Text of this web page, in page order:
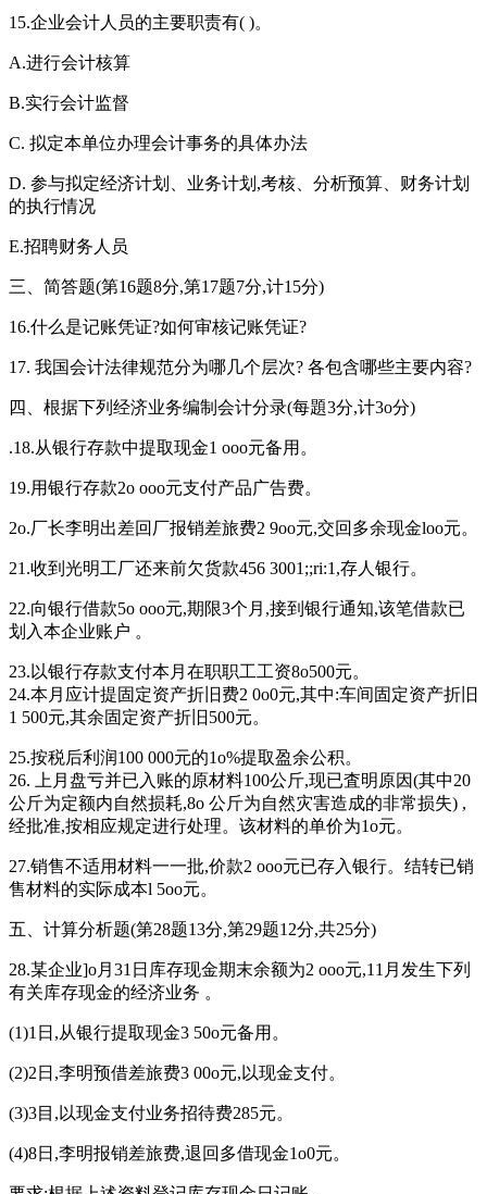
15.企业会计人员的主要职责有( )。
A.进行会计核算
B.实行会计监督
C. 拟定本单位办理会计事务的具体办法
D. 参与拟定经济计划、业务计划,考核、分析预算、财务计划
的执行情况
E.招聘财务人员
三、简答题(第16题8分,第17题7分,计15分)
16.什么是记账凭证?如何审核记账凭证?
17. 我国会计法律规范分为哪几个层次? 各包含哪些主要内容?
四、根据下列经济业务编制会计分录(每題3分,计3o分)
.18.从银行存款中提取现金1 ooo元备用。
19.用银行存款2o ooo元支付产品广告费。
2o.厂长李明出差回厂报销差旅费2 9oo元,交回多余现金loo元。
21.收到光明工厂还来前欠货款456 3001;;ri:1,存人银行。
22.向银行借款5o ooo元,期限3个月,接到银行通知,该笔借款已
划入本企业账户 。
23.以银行存款支付本月在职职工工资8o500元。
24.本月应计提固定资产折旧费2 0o0元,其中:车间固定资产折旧
1 500元,其余固定资产折旧500元。
25.按税后利润100 000元的1o%提取盈余公积。
26. 上月盘亏并已入账的原材料100公斤,现已査明原因(其中20
公斤为定额内自然损耗,8o 公斤为自然灾害造成的非常损失) ,
经批准,按相应规定进行处理。该材料的单价为1o元。
27.销售不适用材料一一批,价款2 ooo元已存入银行。结转已销
售材料的实际成本l 5oo元。
五、计算分析题(第28题13分,第29题12分,共25分)
28.某企业]o月31日库存现金期末余额为2 ooo元,11月发生下列
有关库存现金的经济业务 。
(1)1日,从银行提取现金3 50o元备用。
(2)2日,李明预借差旅费3 00o元,以现金支付。
(3)3目,以现金支付业务招待费285元。
(4)8日,李明报销差旅费,退回多借现金1o0元。